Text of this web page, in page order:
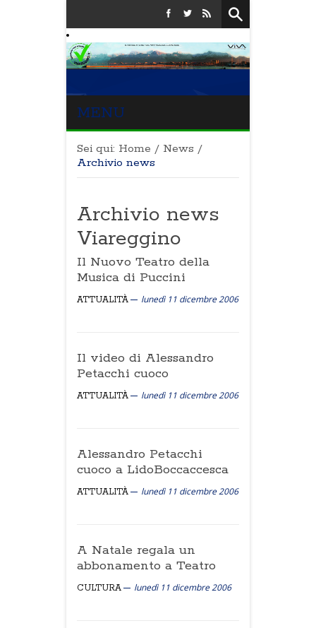
MENU
Sei qui: Home / News /
Archivio news
Archivio news
Viareggino
Il Nuovo Teatro della
Musica di Puccini
ATTUALITÀ lunedì 11 dicembre 2006
Il video di Alessandro
Petacchi cuoco
ATTUALITÀ lunedì 11 dicembre 2006
Alessandro Petacchi
cuoco a LidoBoccaccesca
ATTUALITÀ lunedì 11 dicembre 2006
A Natale regala un
abbonamento a Teatro
CULTURA lunedì 11 dicembre 2006